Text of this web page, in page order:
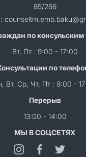
85/266
по
Вт, Пт : 9:00 - 17:00
по
Вт, Ср, Чт, Пт : 9:00 -
Перерыв
13:00 - 14:00
МЫ В СОЦСЕТЯХ